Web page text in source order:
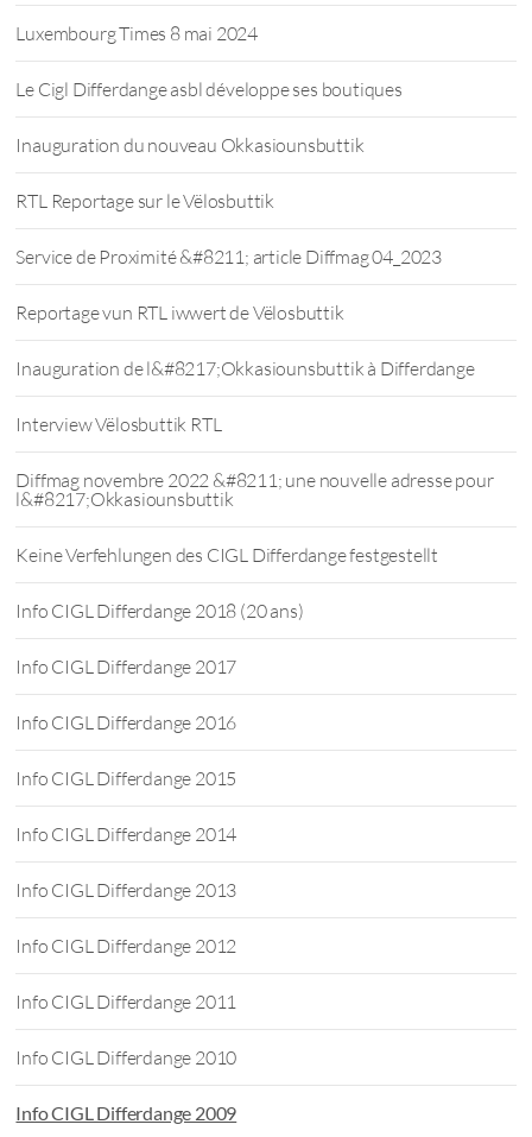
Luxembourg Times 8 mai 2024
Le Cigl Differdange asbl développe ses boutiques
Inauguration du nouveau Okkasiounsbuttik
RTL Reportage sur le Vëlosbuttik
Service de Proximité &#8211; article Diffmag 04_2023
Reportage vun RTL iwwert de Vëlosbuttik
Inauguration de l&#8217;Okkasiounsbuttik à Differdange
Interview Vëlosbuttik RTL
Diffmag novembre 2022 &#8211; une nouvelle adresse pour
l&#8217;Okkasiounsbuttik
Keine Verfehlungen des CIGL Differdange festgestellt
Info CIGL Differdange 2018 (20 ans)
Info CIGL Differdange 2017
Info CIGL Differdange 2016
Info CIGL Differdange 2015
Info CIGL Differdange 2014
Info CIGL Differdange 2013
Info CIGL Differdange 2012
Info CIGL Differdange 2011
Info CIGL Differdange 2010
Info CIGL Differdange 2009